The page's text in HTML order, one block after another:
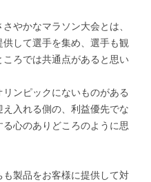
やかなマラソン大会とは、
して選手を集め、選手も観
ろでは共通点があると思い
ンピックにないものがある
入れる側の、利益優先でな
心のありどころのように思
製品をお客様に提供して対